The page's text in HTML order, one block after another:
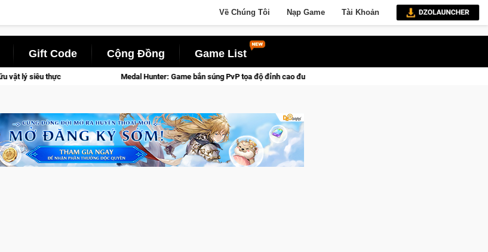
Về Chúng Tôi Nạp Game Tài Khoản
Gift Code Cộng Đồng Game List
Medal Hunter: Game bắn súng PvP tọa độ đỉnh cao đưa bạn vào các chiến dịch lịch sử khốc liệt